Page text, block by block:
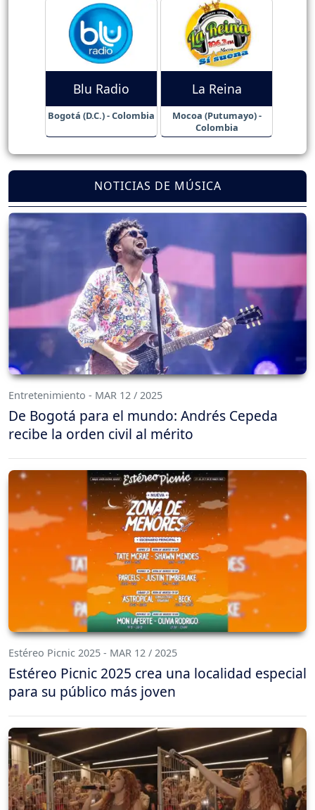
Blu Radio
Bogotá (D.C.) - Colombia
La Reina
Mocoa (Putumayo) -
Colombia
NOTICIAS DE MÚSICA
Entretenimiento - MAR 12 / 2025
De Bogotá para el mundo: Andrés Cepeda
recibe la orden civil al mérito
Estéreo Picnic 2025 - MAR 12 / 2025
Estéreo Picnic 2025 crea una localidad especial
para su público más joven